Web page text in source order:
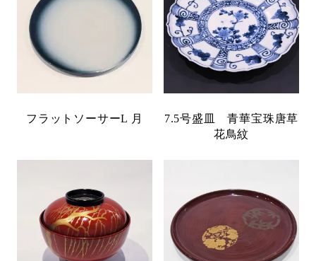
フラットソーサーL 月
7.5号盛皿 青華宝珠唐草
花鳥紋